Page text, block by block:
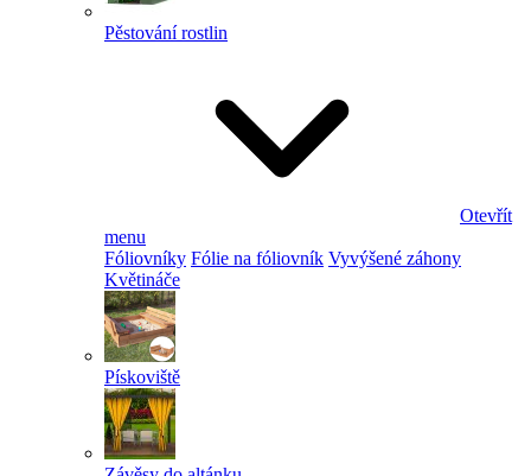
Pěstování rostlin
Otevřít
menu
Fóliovníky Fólie na fóliovník Vyvýšené záhony
Květináče
Pískoviště